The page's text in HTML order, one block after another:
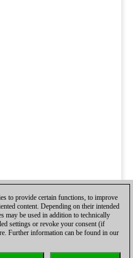
to provide certain functions, to improve
content. Depending on their intended
may be used in addition to technically
settings or revoke your consent (if
Further information can be found in our